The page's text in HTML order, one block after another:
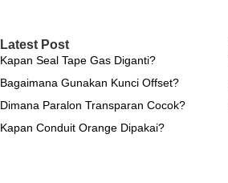
Latest Post
Kapan Seal Tape Gas Diganti?
Bagaimana Gunakan Kunci Offset?
Dimana Paralon Transparan Cocok?
Kapan Conduit Orange Dipakai?